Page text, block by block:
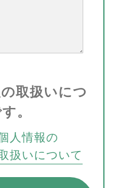
取扱いにつ
。
人情報の
扱いについて